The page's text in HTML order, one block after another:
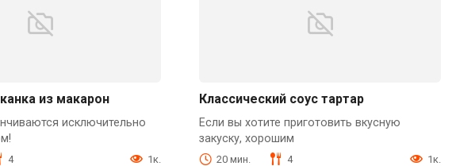
из макарон
исключительно
4 1к.
Классический соус тартар
Если вы хотите приготовить вкусную
закуску, хорошим
20 мин. 4 1к.